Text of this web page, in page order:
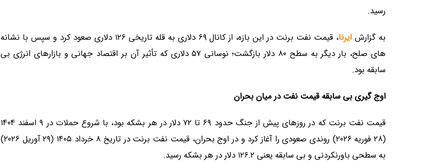
رسید.
به گزارش ایرنا
، قیمت نفت برنت در این بازه، از کانال ۶۹ دلاری به قله تاریخی ۱۲۶ دلاری صعود کرد و سپس با نشانه
های صلح، بار دیگر به سطح ۸۰ دلار بازگشت؛ نوسانی ۵۷ دلاری که تأثیر آن بر اقتصاد جهانی و بازارهای انرژی بی
سابقه بود.
اوج گیری بی سابقه قیمت نفت در میان بحران
قیمت نفت برنت که در روزهای پیش از جنگ حدود ۶۹ تا ۷۲ دلار در هر بشکه بود، با شروع حملات در ۹ اسفند ۱۴۰۴
(۲۸ فوریه ۲۰۲۶) روندی صعودی را آغاز کرد و در اوج بحران، قیمت نفت برنت در تاریخ ۸ خرداد ۱۴۰۵ (۲۹ آوریل ۲۰۲۶)
به سطحی باورنکردنی و بی سابقه یعنی ۱۲۶.۲ دلار در هر بشکه رسید.